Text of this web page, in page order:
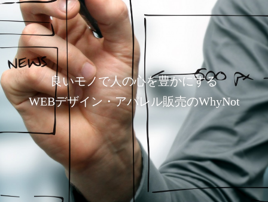
t
o
n
良いモノで人の心を豊かにする
WEBデザイン・アパレル販売のWhyNot